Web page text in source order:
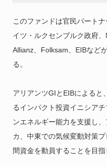
このファンドは官民パート
イツ・ルクセンブルク政府
Allianz、Folksam、EIBなど
る。
アリアンツGIとEIBによると
るインパクト投資イニシア
ンエネルギー能力を支援し
カ、中東での気候変動対策
間資金を動員することを目指